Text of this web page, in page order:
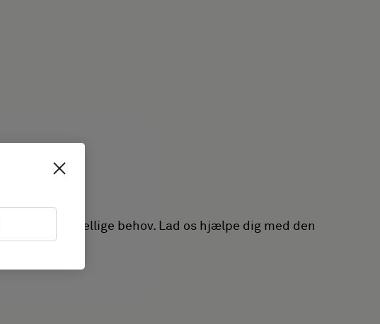
har forskellige behov. Lad os hjælpe dig med den